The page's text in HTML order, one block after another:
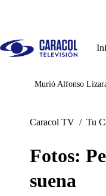
Juegos
Murió Alfonso
Caracol TV / Tu
Fotos:
suena